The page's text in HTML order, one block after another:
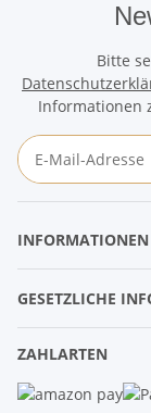
Bitte
Informationen
INFORMATIONEN
GESETZLICHE
ZAHLARTEN